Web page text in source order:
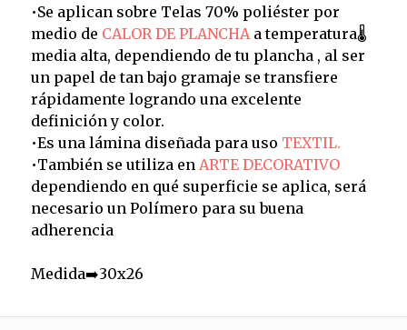
•Se aplican sobre Telas 70% poliéster por
medio de CALOR DE PLANCHA a temperatura🌡️
media alta, dependiendo de tu plancha , al ser
un papel de tan bajo gramaje se transfiere
rápidamente logrando una excelente
definición y color.
•Es una lámina diseñada para uso TEXTIL.
•También se utiliza en ARTE DECORATIVO
dependiendo en qué superficie se aplica, será
necesario un Polímero para su buena
adherencia
Medida➡️30x26